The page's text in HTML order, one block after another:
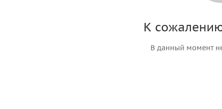
К
В данный момент